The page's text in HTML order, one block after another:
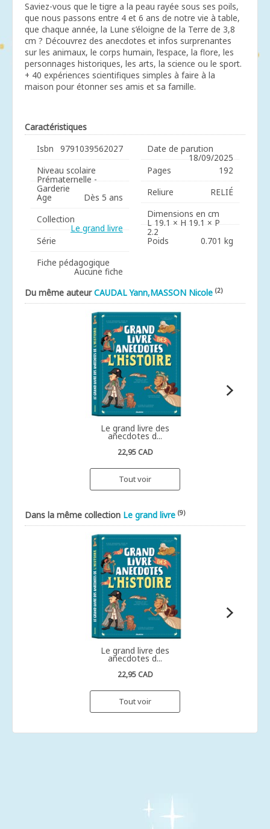
Saviez-vous que le tigre a la peau rayée sous ses poils,
que nous passons entre 4 et 6 ans de notre vie à table,
que chaque année, la Lune s’éloigne de la Terre de 3,8
cm ? Découvrez des anecdotes et infos surprenantes
sur les animaux, le corps humain, l’espace, la flore, les
personnages historiques, les arts, la science ou le sport.
+ 40 expériences scientifiques simples à faire à la
maison pour étonner ses amis et sa famille.
Caractéristiques
Isbn
9791039562027
Niveau scolaire
Prématernelle -
Garderie
Age
Dès 5 ans
Collection
Le grand livre
Série
Fiche pédagogique
Aucune fiche
Date de parution
18/09/2025
Pages
192
Reliure
RELIÉ
Dimensions en cm
L 19.1 × H 19.1 × P
2.2
Poids 0.701 kg
Du même auteurCAUDAL Yann,MASSON Nicole (2)
Le grand livre des
anecdotes d...
22,95 CAD
Tout voir
Dans la même collection Le grand livre (9)
Le grand livre des
anecdotes d...
22,95 CAD
Tout voir